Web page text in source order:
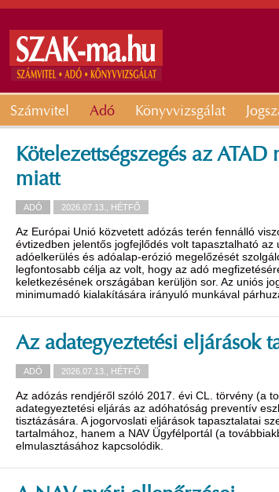
Számvitel Adó Könyvvizsgálat
Kötelezettségszegés az
miatt
ADÓ 2026.07.13., HÉTFŐ
Az Európai Unió közvetett adózás terén fennálló
évtizedben jelentős jogfejlődés volt tapasztalható az
adóelkerülés és adóalap-erózió megelőzését
legfontosabb célja az volt, hogy az adó
keletkezésének országában kerüljön sor. Az uniós
minimumadó kialakítására irányuló munkával
Az adategyeztetési eljárások
ADÓ 2026.07.13., HÉTFŐ
Az adózás rendjéről szóló 2017. évi CL. törvény (a
adategyeztetési eljárás az adóhatóság preventív
tisztázására. A jogorvoslati eljárások tapasztalatai
tartalmához, hanem a NAV Ügyfélportál (a
elmulasztásához kapcsolódik.